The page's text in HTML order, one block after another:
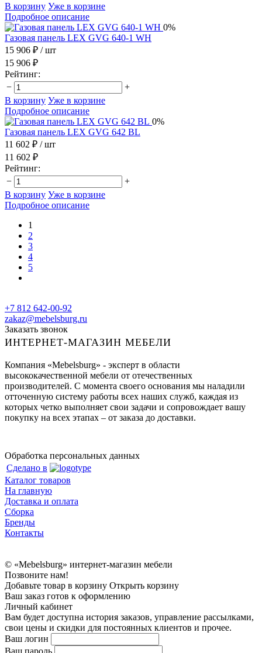
В корзину Уже в корзине
Подробное описание
0%
Газовая панель LEX GVG 640-1 WH
15 906 ₽ / шт
15 906 ₽
Рейтинг:
−
+
В корзину Уже в корзине
Подробное описание
0%
Газовая панель LEX GVG 642 BL
11 602 ₽ / шт
11 602 ₽
Рейтинг:
−
+
В корзину Уже в корзине
Подробное описание
1
2
3
4
5
+7 812 642-00-92
zakaz@mebelsburg.ru
Заказать звонок
ИНТЕРНЕТ-МАГАЗИН МЕБЕЛИ
Компания «Mebelsburg» - эксперт в области
высококачественной мебели от отечественных
производителей. С момента своего основания мы наладили
отточенную систему работы всех наших служб, каждая из
которых четко выполняет свои задачи и сопровождает вашу
покупку на всех этапах – от заказа до доставки.
Обработка персональных данных
Сделано в
Каталог товаров
На главную
Доставка и оплата
Сборка
Бренды
Контакты
© «Mebelsburg» интернет-магазин мебели
Позвоните нам!
Добавьте товар в корзину Открыть корзину
Ваш заказ готов к оформлению
Личный кабинет
Вам будет доступна история заказов, управление рассылками,
свои цены и скидки для постоянных клиентов и прочее.
Ваш логин
Ваш пароль